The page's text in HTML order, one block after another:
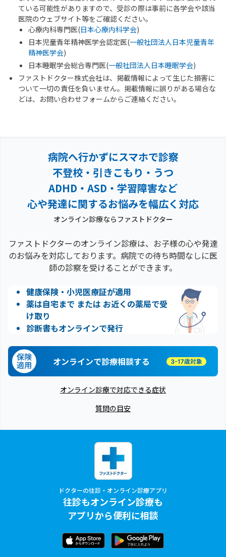
ている可能性がありますので、受診の際は事前に各学会や該当
医院のウェブサイト等をご確認ください。
心療内科専門医(日本心療内科学会)
日本児童青年精神医学会認定医(一般社団法人日本児童青年
精神医学会)
日本睡眠学会総合専門医(一般社団法人日本睡眠学会)
ファストドクター株式会社は、掲載情報によって生じた損害に
ついて一切の責任を負いません。掲載情報に誤りがある場合な
どは、お問い合わせフォームからご連絡ください。
病院へ行かずにスマホで診察
不登校・引きこもり・うつ
ADHD・ASD・学習障害など
心や発達に関するお悩みを幅広く対応
オンライン診療ならファストドクター
ファストドクターのオンライン診療は、お子様の心や発達
のお悩みを対応しております。病院での待ち時間なしに医
師の診察を受けることができます。
健康保険・小児医療証が適用
薬は自宅まで または お近くの薬局で受
け取り
診断書もオンラインで発行
オンラインで診療相談する
オンライン診療で対応できる症状
質問の目安
ドクターの往診・オンライン診療アプリ
往診もオンライン診療も
アプリから便利に相談